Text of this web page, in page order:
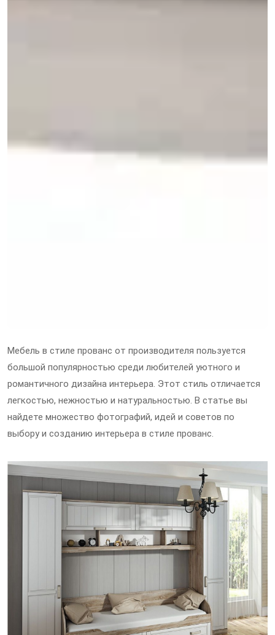
Мебель в стиле прованс от производителя пользуется
большой популярностью среди любителей уютного и
романтичного дизайна интерьера. Этот стиль отличается
легкостью, нежностью и натуральностью. В статье вы
найдете множество фотографий, идей и советов по
выбору и созданию интерьера в стиле прованс.